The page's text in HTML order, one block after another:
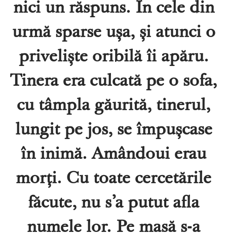
nici un răspuns. În cele din
urmă sparse ușa, și atunci o
priveliște oribilă îi apăru.
Tinera era culcată pe o sofa,
cu tâmpla găurită, tinerul,
lungit pe jos, se împușcase
în inimă. Amândoui erau
morți. Cu toate cercetările
făcute, nu s’a putut afla
numele lor. Pe masă s-a